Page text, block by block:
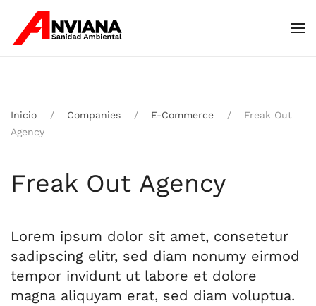
Skip to main content
Inicio Companies E-Commerce
Freak Out
Agency
Freak Out Agency
Lorem ipsum dolor sit amet, consetetur
sadipscing elitr, sed diam nonumy eirmod
tempor invidunt ut labore et dolore
magna aliquyam erat, sed diam voluptua.